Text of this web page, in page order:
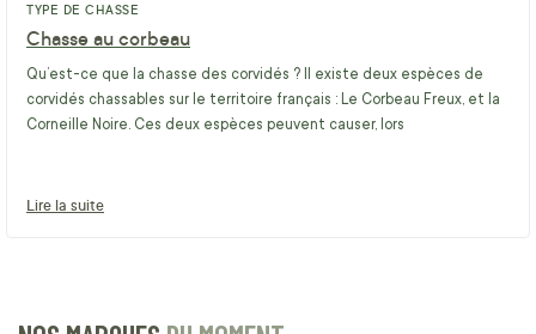
TYPE DE CHASSE
Chasse au corbeau
Qu’est-ce que la chasse des corvidés ? Il existe deux espèces de
corvidés chassables sur le territoire français : Le Corbeau Freux, et la
Corneille Noire. Ces deux espèces peuvent causer, lors
Lire la suite